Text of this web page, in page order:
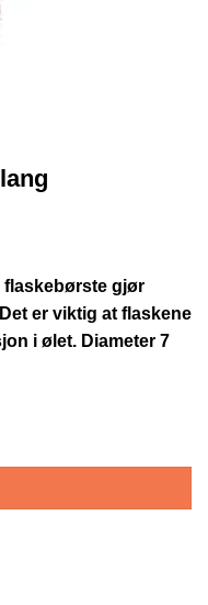
flaskebørste gjør
er viktig at flaskene
i ølet. Diameter 7